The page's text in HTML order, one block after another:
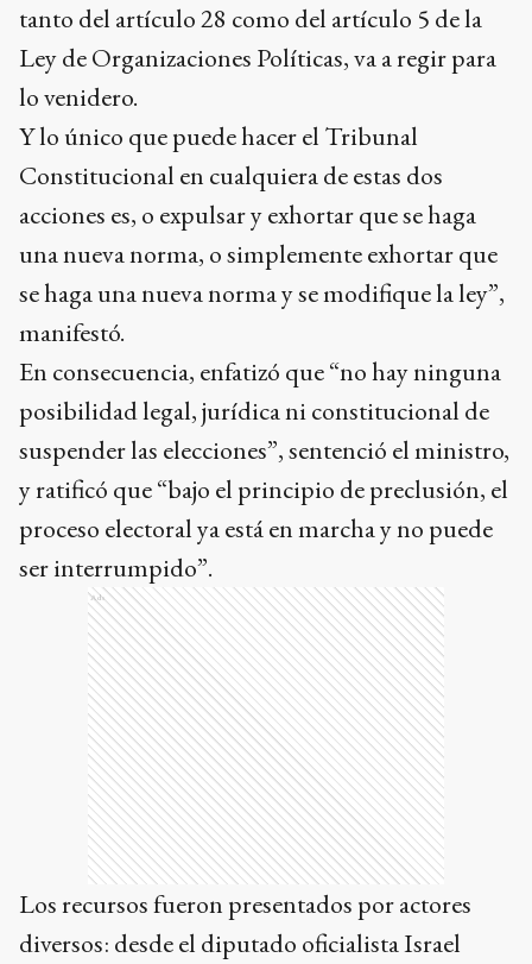
tanto del artículo 28 como del artículo 5 de la
Ley de Organizaciones Políticas, va a regir para
lo venidero.
Y lo único que puede hacer el Tribunal
Constitucional en cualquiera de estas dos
acciones es, o expulsar y exhortar que se haga
una nueva norma, o simplemente exhortar que
se haga una nueva norma y se modifique la ley”,
manifestó.
En consecuencia, enfatizó que “no hay ninguna
posibilidad legal, jurídica ni constitucional de
suspender las elecciones”, sentenció el ministro,
y ratificó que “bajo el principio de preclusión, el
proceso electoral ya está en marcha y no puede
ser interrumpido”.
Ads
Los recursos fueron presentados por actores
diversos: desde el diputado oficialista Israel